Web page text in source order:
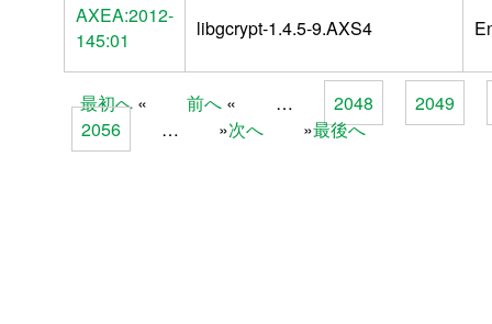
AXEA:2012-
145:01
libgcrypt-1.4.5-9.AXS4
Pages
最初へ 前へ … 2048
2049
2056
… 次へ 最後へ